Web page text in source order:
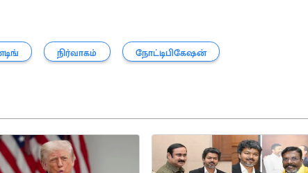
நிர்வாகம் நோட்டிபிகேஷன்